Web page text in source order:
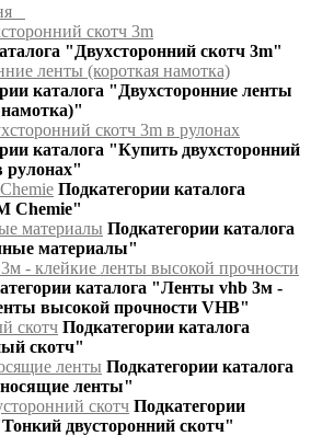
скотч 3m
"Двухсторонний скотч 3m"
ленты (короткая намотка)
каталога "Двухсторонние ленты
скотч 3m в рулонах
каталога "Купить двухсторонний
рулонах"
Подкатегории каталога
Chemie"
материалы Подкатегории каталога
материалы"
- клейкие ленты высокой прочности
каталога "Ленты vhb 3м -
высокой прочности VHB"
скотч Подкатегории каталога
скотч"
ленты Подкатегории каталога
ленты"
скотч Подкатегории
двусторонний скотч"